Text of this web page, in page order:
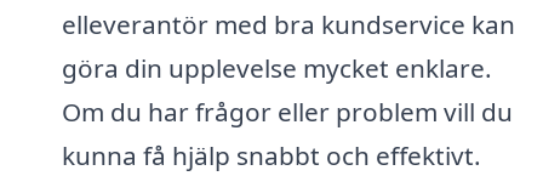
elleverantör med bra kundservice kan
göra din upplevelse mycket enklare.
Om du har frågor eller problem vill du
kunna få hjälp snabbt och effektivt.